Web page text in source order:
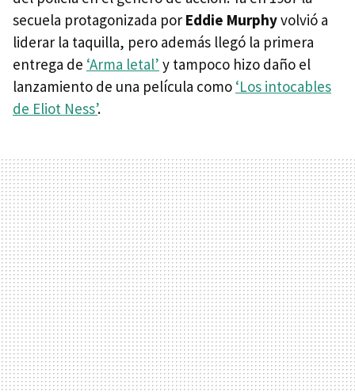
secuela protagonizada por Eddie Murphyvolvió a
liderar la taquilla, pero además llegó la primera
entrega de ‘Arma letal’ y tampoco hizo daño el
lanzamiento de una película como ‘Los intocables
de Eliot Ness’.